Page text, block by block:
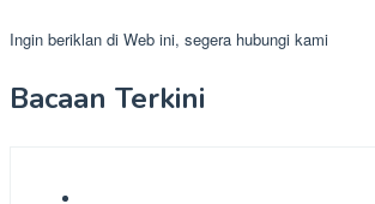
Ingin beriklan di Web ini, segera hubungi kami
Bacaan Terkini